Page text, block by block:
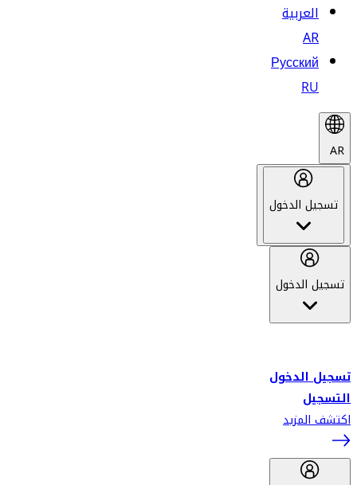
العربية
AR
Русский
RU
AR
تسجيل الدخول
تسجيل الدخول
تسجيل الدخول
التسجيل
اكتشف المزيد